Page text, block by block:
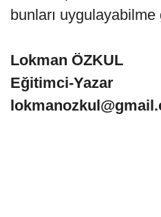
bunları
Lokman ÖZKUL
Eğitimci-Yazar